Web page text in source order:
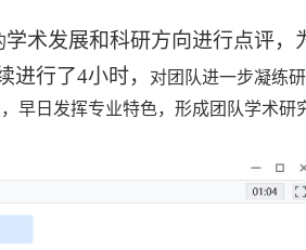
学术发展和科研方向进行点评，
进行了4小时， 对团队进一步凝练研
， 早日发挥专业特色，形成团队学术研